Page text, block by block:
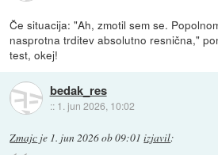
Če situacija: "Ah, zmotil sem se.
nasprotna trditev absolutno resnična,"
test, okej!
bedak_res
:: 1. jun 2026, 10:02
Zmajc je 1. jun 2026 ob 09:01 izjavil: